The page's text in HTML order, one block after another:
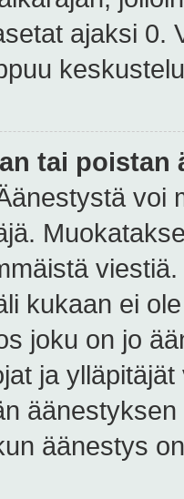
ajaksi 0.
tai poistan
voi
kukaan ei
joku on jo
ja
äänestys